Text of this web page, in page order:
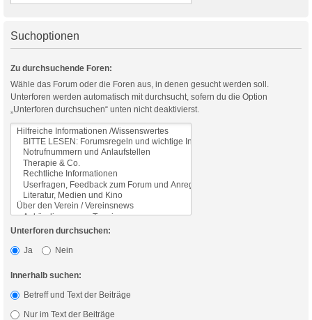
Suchoptionen
Zu durchsuchende Foren:
Wähle das Forum oder die Foren aus, in denen gesucht werden soll.
Unterforen werden automatisch mit durchsucht, sofern du die Option
„Unterforen durchsuchen“ unten nicht deaktivierst.
Unterforen durchsuchen:
Ja
Nein
Innerhalb suchen:
Betreff und Text der Beiträge
Nur im Text der Beiträge